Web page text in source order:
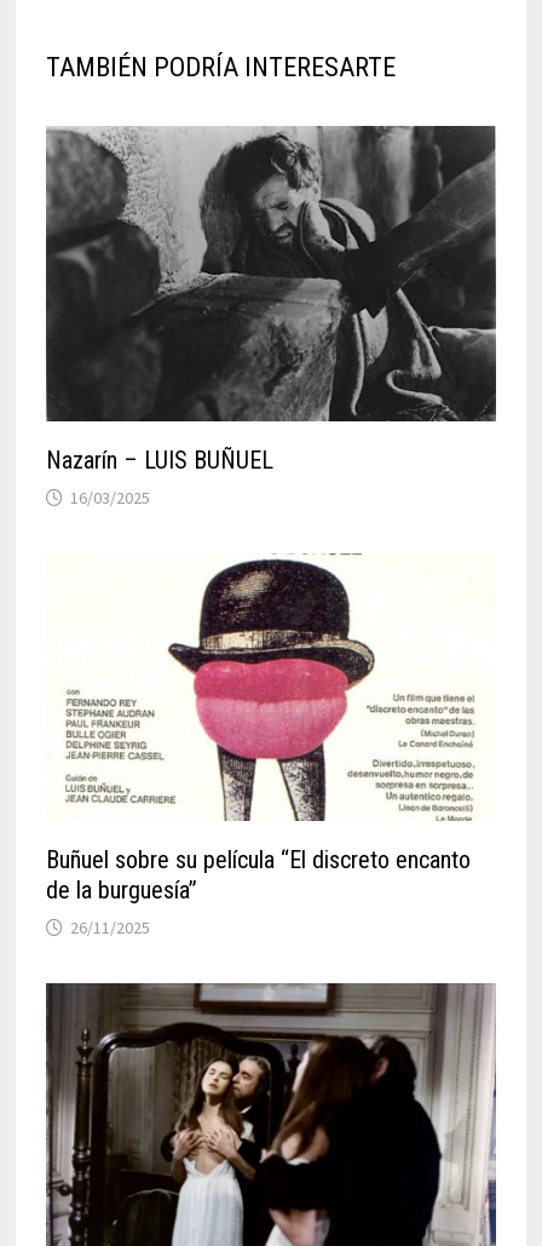
TAMBIÉN PODRÍA INTERESARTE
Nazarín – LUIS BUÑUEL
16/03/2025
Buñuel sobre su película “El discreto encanto
de la burguesía”
26/11/2025